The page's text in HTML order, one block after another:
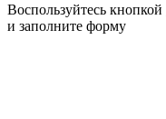
Воспользуйтесь кнопкой
и заполните форму